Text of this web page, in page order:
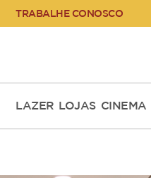
TRABALHE CONOSCO
LAZER LOJAS CINEMA